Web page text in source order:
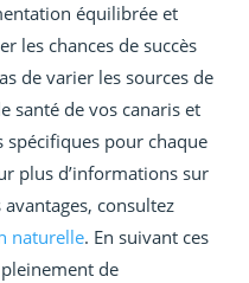
équilibrée et
les chances de succès
de varier les sources de
santé de vos canaris et
pour chaque
plus d’informations sur
consultez
naturelle. En suivant ces
de